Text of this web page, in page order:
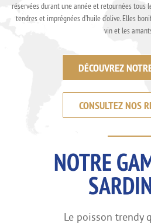
réservées durant une année et retournées tous
tendres et imprégnées d’huile d’olive. Elles
vin et les
DÉCOUVREZ
CONSULTEZ NOS
NOTRE
Le poisson trendy